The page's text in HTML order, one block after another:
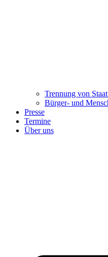
Trennung ​​​​​​​von
Bürger- und
Presse
Termine
Über uns